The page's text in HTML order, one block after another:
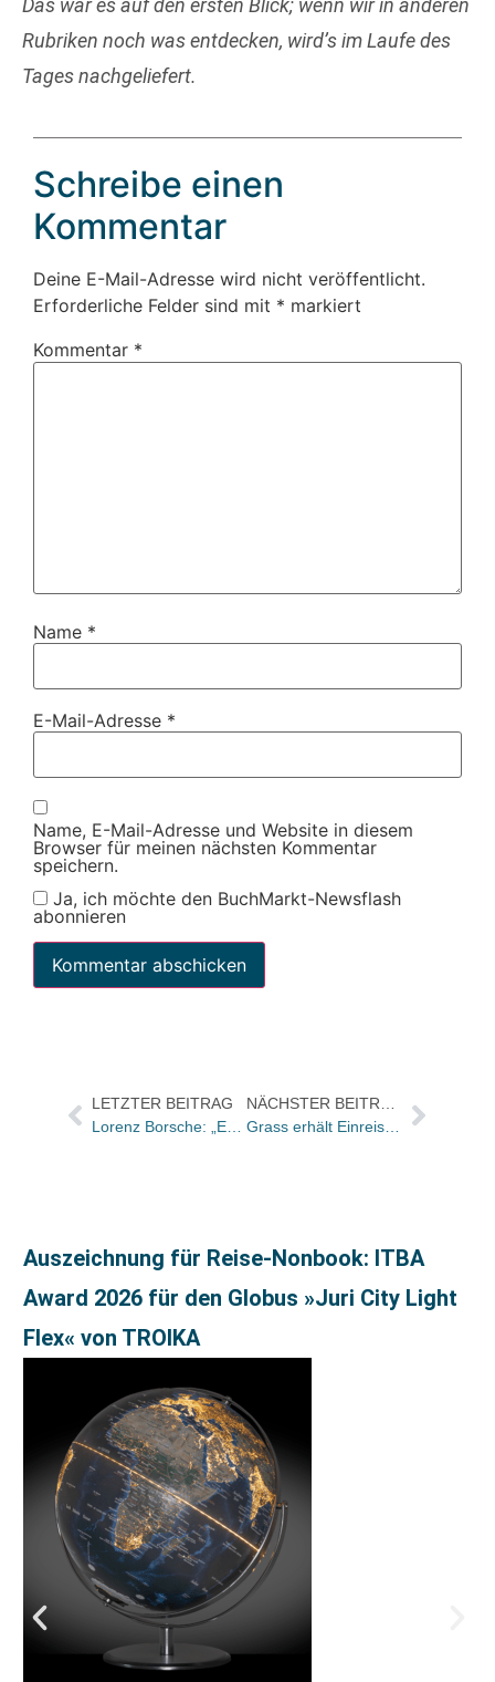
Das war es auf den ersten Blick; wenn wir in anderen
Rubriken noch was entdecken, wird’s im Laufe des
Tages nachgeliefert.
Schreibe einen
Kommentar
Deine E-Mail-Adresse wird nicht veröffentlicht.
Erforderliche Felder sind mit * markiert
Kommentar *
Name *
E-Mail-Adresse *
Name, E-Mail-Adresse und Website in diesem
Browser für meinen nächsten Kommentar
speichern.
Ja, ich möchte den BuchMarkt-Newsflash
abonnieren
LETZTER BEITRAG
Lorenz Borsche: „Es bleibt die bittere Erkenntnis, dass man sich vielleicht ein bißchen mehr um die Schweiz hätte kümmern müssen…“
Auszeichnung für Reise-Nonbook: ITBA
Award 2026 für den Globus »Juri City Light
Flex« von TROIKA